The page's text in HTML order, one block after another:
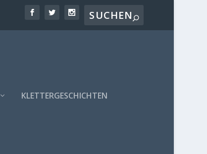
KLETTERGESCHICHTEN